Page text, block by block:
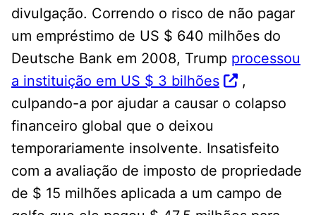
divulgação. Correndo o risco de não pagar
um empréstimo de US $ 640 milhões do
Deutsche Bank em 2008, Trump processou
a instituição em US $ 3 bilhões
,
culpando-a por ajudar a causar o colapso
financeiro global que o deixou
temporariamente insolvente. Insatisfeito
com a avaliação de imposto de propriedade
de $ 15 milhões aplicada a um campo de